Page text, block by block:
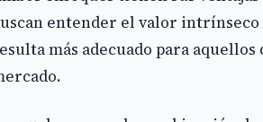
entender el valor
más adecuado para